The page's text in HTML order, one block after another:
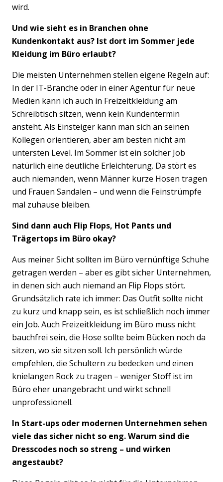
Previous
wird.
Und wie sieht es in Branchen ohne
Kundenkontakt aus? Ist dort im Sommer jede
Kleidung im Büro erlaubt?
Die meisten Unternehmen stellen eigene Regeln auf:
In der IT-Branche oder in einer Agentur für neue
Medien kann ich auch in Freizeitkleidung am
Schreibtisch sitzen, wenn kein Kundentermin
ansteht. Als Einsteiger kann man sich an seinen
Kollegen orientieren, aber am besten nicht am
untersten Level. Im Sommer ist ein solcher Job
natürlich eine deutliche Erleichterung. Da stört es
auch niemanden, wenn Männer kurze Hosen tragen
und Frauen Sandalen – und wenn die Feinstrümpfe
mal zuhause bleiben.
Sind dann auch Flip Flops, Hot Pants und
Trägertops im Büro okay?
Aus meiner Sicht sollten im Büro vernünftige Schuhe
getragen werden – aber es gibt sicher Unternehmen,
in denen sich auch niemand an Flip Flops stört.
Grundsätzlich rate ich immer: Das Outfit sollte nicht
zu kurz und knapp sein, es ist schließlich noch immer
ein Job. Auch Freizeitkleidung im Büro muss nicht
bauchfrei sein, die Hose sollte beim Bücken noch da
sitzen, wo sie sitzen soll. Ich persönlich würde
empfehlen, die Schultern zu bedecken und einen
knielangen Rock zu tragen – weniger Stoff ist im
Büro eher unangebracht und wirkt schnell
unprofessionell.
In Start-ups oder modernen Unternehmen sehen
viele das sicher nicht so eng. Warum sind die
Dresscodes noch so streng – und wirken
angestaubt?